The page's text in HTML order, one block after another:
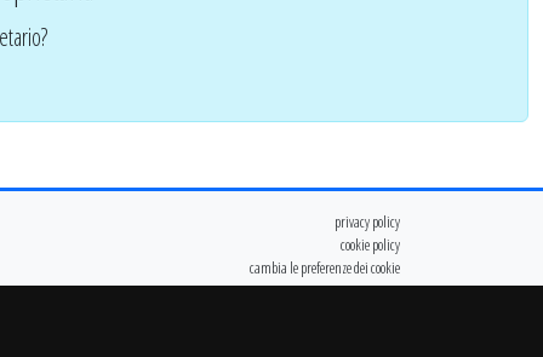
privacy policy
cookie policy
cambia le preferenze dei cookie